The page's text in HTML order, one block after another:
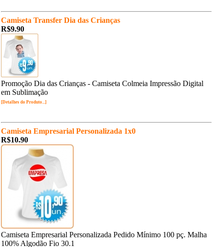
Camiseta Transfer Dia das Crianças
R$9.90
Promoção Dia das Crianças - Camiseta Colmeia Impressão Digital
em Sublimação
[Detalhes do Produto...]
Camiseta Empresarial Personalizada 1x0
R$10.90
Camiseta Empresarial Personalizada Pedido Mínimo 100 pç. Malha
100% Algodão Fio 30.1